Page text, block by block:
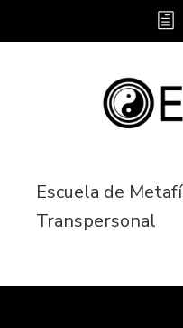
Escuela de
Transpersonal